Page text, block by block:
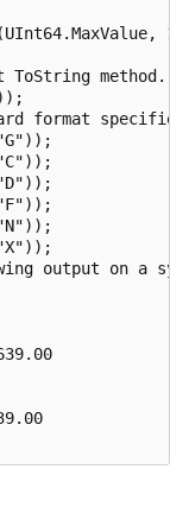
method.
format
output on a